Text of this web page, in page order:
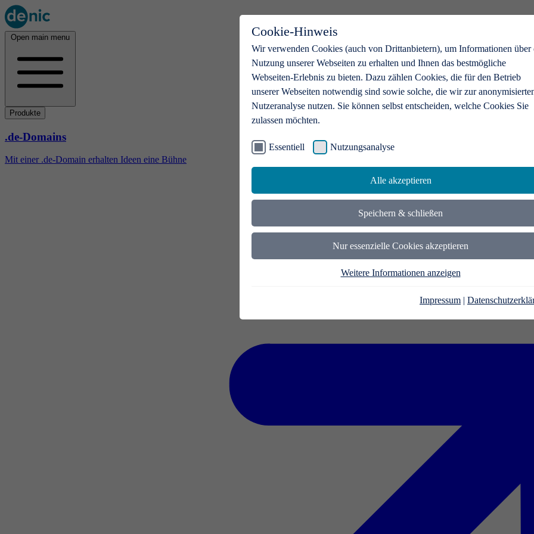
Cookie-Hinweis
Wir verwenden Cookies (auch von Drittanbietern), um Informationen über
Nutzung unserer Webseiten zu erhalten und Ihnen das bestmögliche
Webseiten-Erlebnis zu bieten. Dazu zählen Cookies, die für den Betrieb
unserer Webseiten notwendig sind sowie solche, die wir zur
Nutzeranalyse nutzen. Sie können selbst entscheiden, welche Cookies Sie
zulassen möchten.
Essentiell Nutzungsanalyse
Alle akzeptieren
Speichern & schließen
Nur essenzielle Cookies akzeptieren
Weitere Informationen anzeigen
Impressum |
Open main menu
Produkte
.de-Domains
Mit einer .de-Domain erhalten Ideen eine Bühne